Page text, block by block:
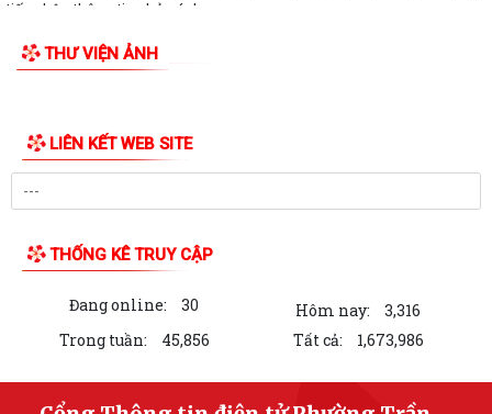
tiếp nhận thông tin phản ánh,...
QUYẾT ĐỊNH Về việc công bố danh mục thủ tục hành chính mới ban
đổi, bổ sung và bị bãi bỏ lĩnh vực...
QUYẾT ĐỊNH Về việc công bố danh mục thủ tục hành chính được sửa
Kế hoạch tuyên truyền vận động và tổ chức ngày hội hiến máu tình
BÀI TUYÊN TRUYỀN Kỷ niệm 101 năm Ngày Báo chí Cách mạng Việt
Nam (21/6/1925 - 21/6/2026)
QUYẾT ĐỊNH Về việc ủy quyền cho Giám đốc Sở Y tế thực hiện giải
THƯ VIỆN ẢNH